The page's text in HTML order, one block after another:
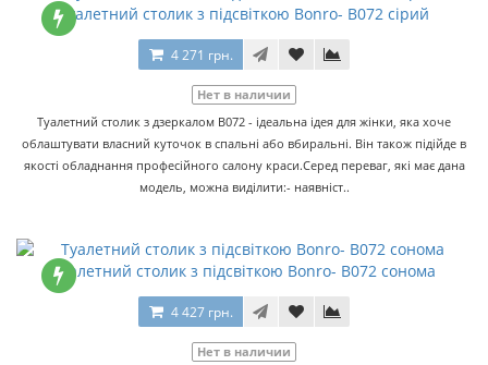
Туалетний столик з підсвіткою Bonro- B072 сірий
4 271 грн.
Нет в наличии
Туалетний столик з дзеркалом B072 - ідеальна ідея для жінки, яка хоче
облаштувати власний куточок в спальні або вбиральні. Він також підійде в
якості обладнання професійного салону краси.Серед переваг, які має дана
модель, можна виділити:- наявніст..
Туалетний столик з підсвіткою Bonro- B072 сонома
4 427 грн.
Нет в наличии